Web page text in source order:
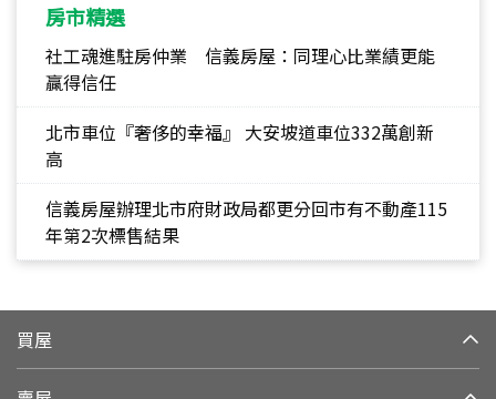
房市精選
社工魂進駐房仲業 信義房屋：同理心比業績更能
贏得信任
北市車位『奢侈的幸福』 大安坡道車位332萬創新
高
信義房屋辦理北市府財政局都更分回市有不動產115
年第2次標售結果
買屋